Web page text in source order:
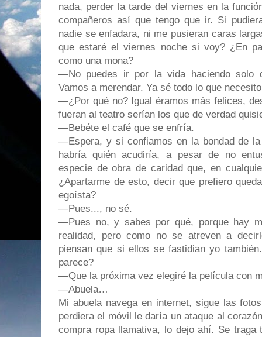
nada, perder la tarde del viernes en la
compañeros así que tengo que ir. Si
nadie se enfadara, ni me pusieran caras
que estaré el viernes noche si voy? ¿En
como una mona?
—No puedes ir por la vida haciendo solo
Vamos a merendar. Ya sé todo lo que
—¿Por qué no? Igual éramos más felices,
fueran al teatro serían los que de verdad
—Bebéte el café que se enfría.
—Espera, y si confiamos en la bondad de
habría quién acudiría, a pesar de no
especie de obra de caridad que, en
¿Apartarme de esto, decir que prefiero
egoísta?
—Pues..., no sé.
—Pues no, y sabes por qué, porque hay
realidad, pero como no se atreven a
piensan que si ellos se fastidian yo
parece?
—Que la próxima vez elegiré la película con
—Abuela…
Mi abuela navega en internet, sigue las
perdiera el móvil le daría un ataque al
compra ropa llamativa, lo dejo ahí. Se